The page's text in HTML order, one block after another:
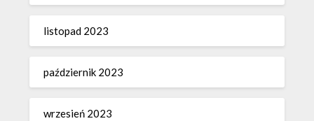
listopad 2023
październik 2023
wrzesień 2023